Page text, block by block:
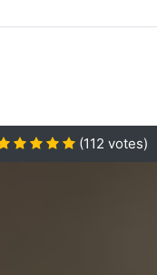
(112 votes)